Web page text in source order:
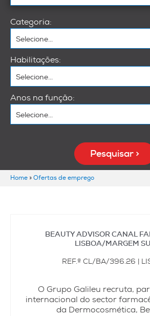
Categoria:
Habilitações:
Anos na função:
Home » Ofertas de emprego
BEAUTY ADVISOR CANAL
LISBOA/MARGEM
REF.ª CL/BA/396.26 |
O Grupo Galileu recruta,
internacional do sector
da Dermocosmética,